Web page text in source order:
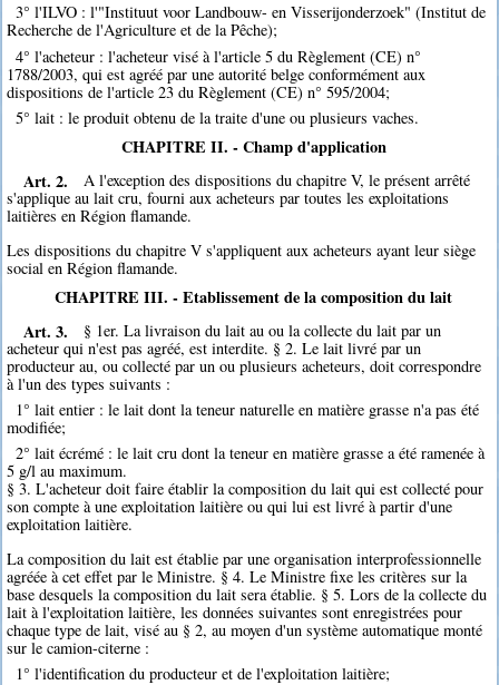
3° l'ILVO : l'"Instituut voor Landbouw- en Visserijonderzoek" (Institut de
Recherche de l'Agriculture et de la Pêche);
4° l'acheteur : l'acheteur visé à l'article 5 du Règlement (CE) n°
1788/2003, qui est agréé par une autorité belge conformément aux
dispositions de l'article 23 du Règlement (CE) n° 595/2004;
5° lait : le produit obtenu de la traite d'une ou plusieurs vaches.
CHAPITRE II. - Champ d'application
Art. 2.
A l'exception des dispositions du chapitre V, le présent arrêté
s'applique au lait cru, fourni aux acheteurs par toutes les exploitations
laitières en Région flamande.
Les dispositions du chapitre V s'appliquent aux acheteurs ayant leur siège
social en Région flamande.
CHAPITRE III. - Etablissement de la composition du lait
Art. 3.
§ 1er. La livraison du lait au ou la collecte du lait par un
acheteur qui n'est pas agréé, est interdite. § 2. Le lait livré par un
producteur au, ou collecté par un ou plusieurs acheteurs, doit correspondre
à l'un des types suivants :
1° lait entier : le lait dont la teneur naturelle en matière grasse n'a pas été
modifiée;
2° lait écrémé : le lait cru dont la teneur en matière grasse a été ramenée à
5 g/l au maximum.
§ 3. L'acheteur doit faire établir la composition du lait qui est collecté pour
son compte à une exploitation laitière ou qui lui est livré à partir d'une
exploitation laitière.
La composition du lait est établie par une organisation interprofessionnelle
agréée à cet effet par le Ministre. § 4. Le Ministre fixe les critères sur la
base desquels la composition du lait sera établie. § 5. Lors de la collecte du
lait à l'exploitation laitière, les données suivantes sont enregistrées pour
chaque type de lait, visé au § 2, au moyen d'un système automatique monté
sur le camion-citerne :
1° l'identification du producteur et de l'exploitation laitière;